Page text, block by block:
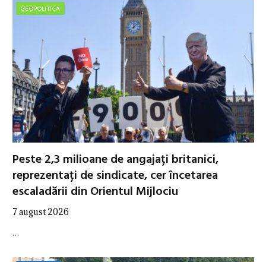
GEOPOLITICA
Peste 2,3 milioane de angajați britanici,
reprezentați de sindicate, cer încetarea
escaladării din Orientul Mijlociu
7 august 2026
…